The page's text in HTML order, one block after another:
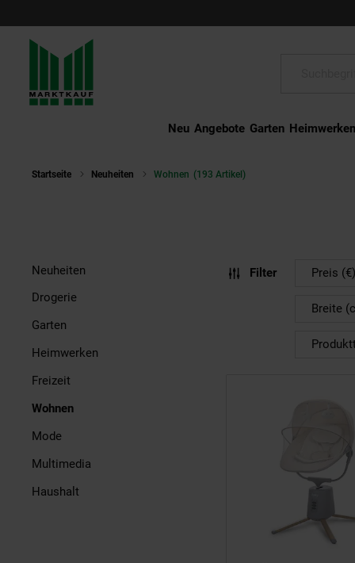
Neu Angebote Garten Heimwerken
Startseite Neuheiten Wohnen (193 Artikel)
Neuheiten
Drogerie
Garten
Heimwerken
Freizeit
Wohnen
Mode
Multimedia
Haushalt
Filter Preis (€)
Breite